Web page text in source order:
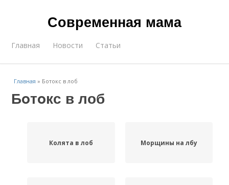
Современная мама
Главная Новости Статьи
Главная » Бoтoкс в лоб
Бoтoкс в лоб
Колята в лоб Морщины на лбу